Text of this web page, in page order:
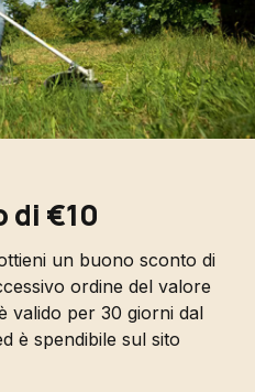
di €10
un buono sconto di
ordine del valore
valido per 30 giorni dal
è spendibile sul sito